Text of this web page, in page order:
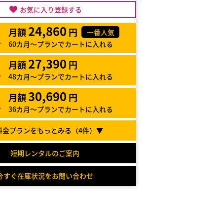
お気に入り登録する
月額 24,860 円
一番人気
60カ月～プランでカートに入れる
月額 27,390 円
48カ月～プランでカートに入れる
月額30,690 円
36カ月～プランでカートに入れる
プランをもっとみる（4件）▼
短期レンタルのご案内
すぐ在庫状況をお問い合わせ